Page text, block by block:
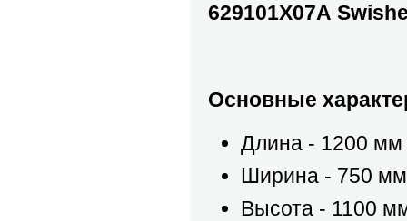
629101Х07А
Основные
Длина - 1200 мм
Ширина - 750 мм
Высота - 1100